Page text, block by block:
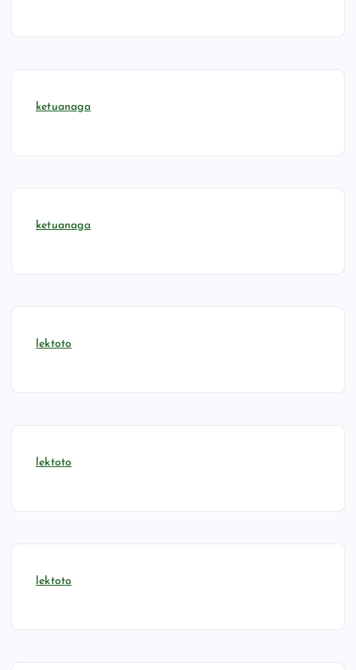
ketuanaga
ketuanaga
lektoto
lektoto
lektoto